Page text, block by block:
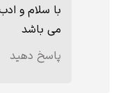
★
با سلام و
می باشد
پاسخ دهید